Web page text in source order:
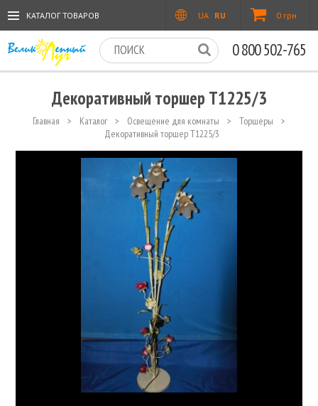
0 грн
UA RU
КАТАЛОГ ТОВАРОВ
0 800 502-765
Декоративный торшер T1225/3
Главная > Каталог > Освещение для комнаты > Торшеры
>
Декоративный торшер T1225/3